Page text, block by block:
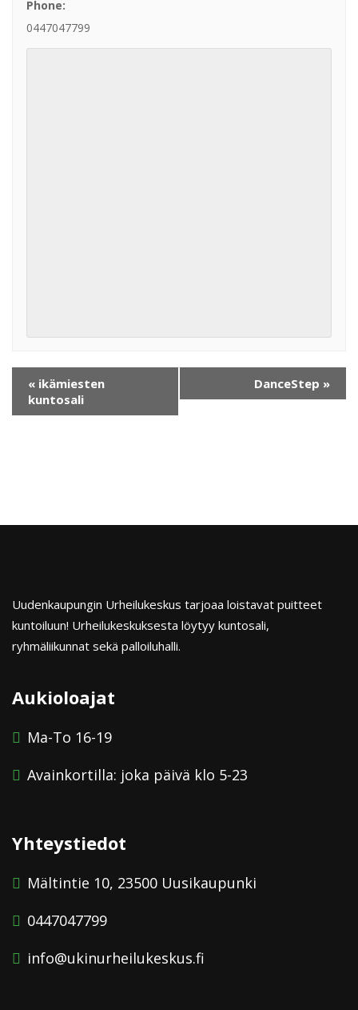
Phone:
0447047799
« ikämiesten
kuntosali
DanceStep »
Uudenkaupungin Urheilukeskus tarjoaa loistavat puitteet
kuntoiluun! Urheilukeskuksesta löytyy kuntosali,
ryhmäliikunnat sekä palloiluhalli.
Aukioloajat
Ma-To 16-19
Avainkortilla: joka päivä klo 5-23
Yhteystiedot
Mältintie 10, 23500 Uusikaupunki
0447047799
info@ukinurheilukeskus.fi